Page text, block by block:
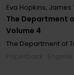
The Department
Volume 4
Eva Hopkins, James
The Department of